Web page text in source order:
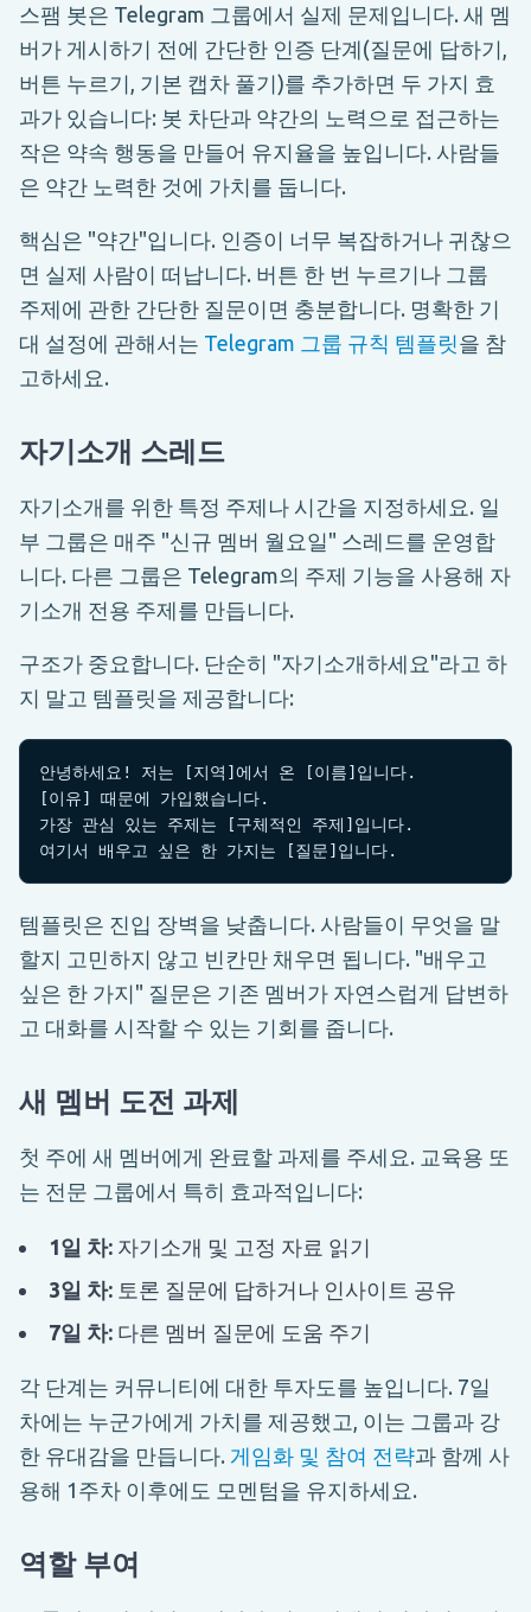
스팸 봇은 Telegram 그룹에서 실제 문제입니다. 새 멤
버가 게시하기 전에 간단한 인증 단계(질문에 답하기,
버튼 누르기, 기본 캡차 풀기)를 추가하면 두 가지 효
과가 있습니다: 봇 차단과 약간의 노력으로 접근하는
작은 약속 행동을 만들어 유지율을 높입니다. 사람들
은 약간 노력한 것에 가치를 둡니다.
핵심은 "약간"입니다. 인증이 너무 복잡하거나 귀찮으
면 실제 사람이 떠납니다. 버튼 한 번 누르기나 그룹
주제에 관한 간단한 질문이면 충분합니다. 명확한 기
대 설정에 관해서는 Telegram 그룹 규칙 템플릿을 참
고하세요.
자기소개 스레드
자기소개를 위한 특정 주제나 시간을 지정하세요. 일
부 그룹은 매주 "신규 멤버 월요일" 스레드를 운영합
니다. 다른 그룹은 Telegram의 주제 기능을 사용해 자
기소개 전용 주제를 만듭니다.
구조가 중요합니다. 단순히 "자기소개하세요"라고 하
지 말고 템플릿을 제공합니다:
안녕하세요! 저는 [지역]에서 온 [이름]입니다.
[이유] 때문에 가입했습니다.
가장 관심 있는 주제는 [구체적인 주제]입니다.
여기서 배우고 싶은 한 가지는 [질문]입니다.
템플릿은 진입 장벽을 낮춥니다. 사람들이 무엇을 말
할지 고민하지 않고 빈칸만 채우면 됩니다. "배우고
싶은 한 가지" 질문은 기존 멤버가 자연스럽게 답변하
고 대화를 시작할 수 있는 기회를 줍니다.
새 멤버 도전 과제
첫 주에 새 멤버에게 완료할 과제를 주세요. 교육용 또
는 전문 그룹에서 특히 효과적입니다:
1일 차: 자기소개 및 고정 자료 읽기
3일 차: 토론 질문에 답하거나 인사이트 공유
7일 차: 다른 멤버 질문에 도움 주기
각 단계는 커뮤니티에 대한 투자도를 높입니다. 7일
차에는 누군가에게 가치를 제공했고, 이는 그룹과 강
한 유대감을 만듭니다. 게임화 및 참여 전략과 함께 사
용해 1주차 이후에도 모멘텀을 유지하세요.
역할 부여